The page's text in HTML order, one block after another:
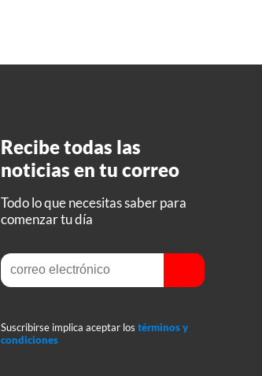
Recibe todas las
noticias en tu correo
Todo lo que necesitas saber para
comenzar tu día
Suscribirse implica aceptar los términos y
condiciones